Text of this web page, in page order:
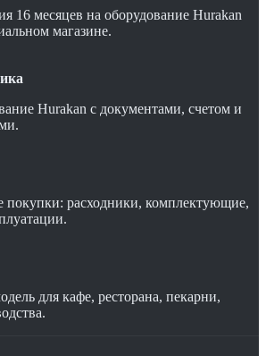
16 месяцев на оборудование Hurakan
магазине.
Hurakan с документами, счетом и
покупки: расходники, комплектующие,
для кафе, ресторана, пекарни,